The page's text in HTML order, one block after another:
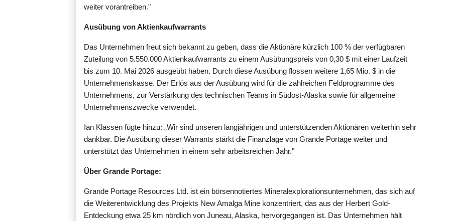
weiter vorantreiben."
Ausübung von Aktienkaufwarrants
Das Unternehmen freut sich bekannt zu geben, dass die Aktionäre kürzlich 100 % der verfügbaren
Zuteilung von 5.550.000 Aktienkaufwarrants zu einem Ausübungspreis von 0,30 $ mit einer Laufzeit
bis zum 10. Mai 2026 ausgeübt haben. Durch diese Ausübung flossen weitere 1,65 Mio. $ in die
Unternehmenskasse. Der Erlös aus der Ausübung wird für die zahlreichen Feldprogramme des
Unternehmens, zur Verstärkung des technischen Teams in Südost-Alaska sowie für allgemeine
Unternehmenszwecke verwendet.
Ian Klassen fügte hinzu: „Wir sind unseren langjährigen und unterstützenden Aktionären weiterhin sehr
dankbar. Die Ausübung dieser Warrants stärkt die Finanzlage von Grande Portage weiter und
unterstützt das Unternehmen in einem sehr arbeitsreichen Jahr."
Über Grande Portage:
Grande Portage Resources Ltd. ist ein börsennotiertes Mineralexplorationsunternehmen, das sich auf
die Weiterentwicklung des Projekts New Amalga Mine konzentriert, das aus der Herbert Gold-
Entdeckung etwa 25 km nördlich von Juneau, Alaska, hervorgegangen ist. Das Unternehmen hält